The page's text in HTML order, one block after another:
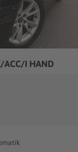
ACC/I HAND